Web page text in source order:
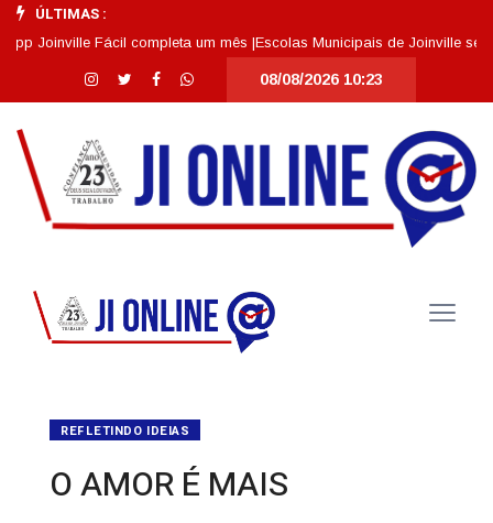
ÚLTIMAS :
Fácil completa um mês | Escolas Municipais de Joinville se
08/08/2026 10:23
REFLETINDO IDEIAS
O AMOR É MAIS